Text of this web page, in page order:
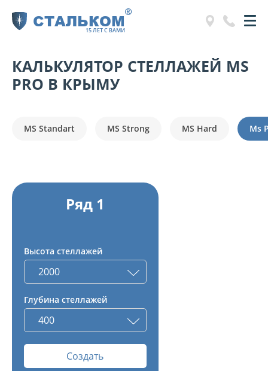
СТАЛЬКОМ
15 ЛЕТ С ВАМИ
®
КАЛЬКУЛЯТОР СТЕЛЛАЖЕЙ MS
PRO В КРЫМУ
MS Standart MS Strong MS Hard Ms
Ряд 1
Высота стеллажей
Глубина стеллажей
Создать